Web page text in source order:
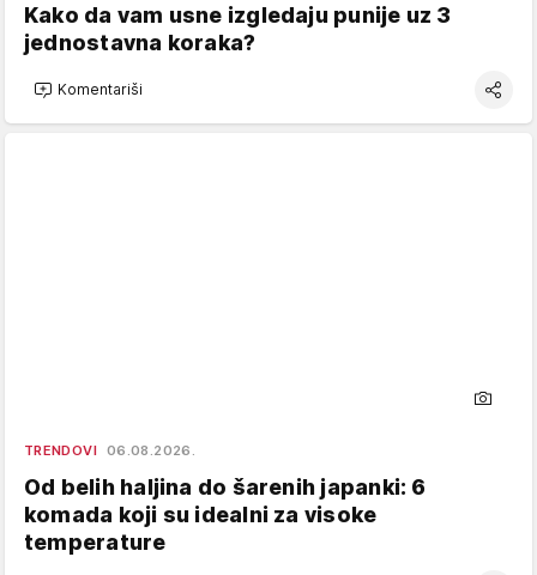
Kako da vam usne izgledaju punije uz 3
jednostavna koraka?
Komentariši
TRENDOVI 06.08.2026.
Od belih haljina do šarenih japanki: 6
komada koji su idealni za visoke
temperature